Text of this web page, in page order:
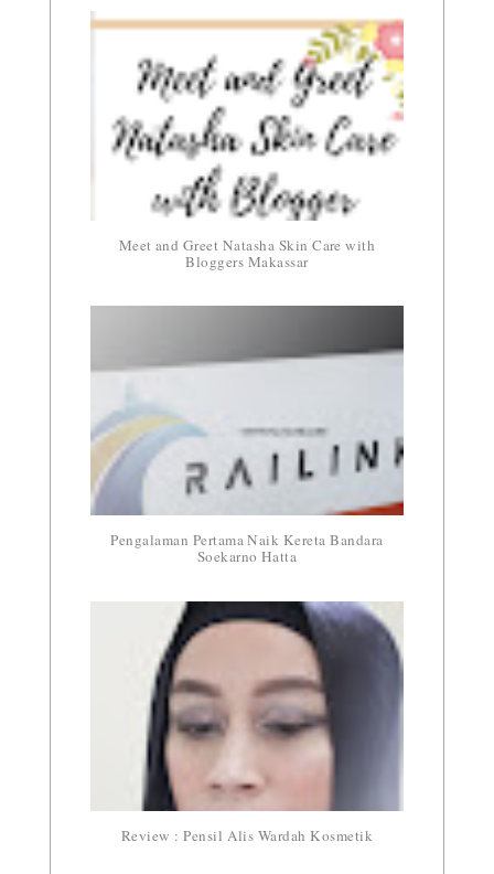
Meet and Greet Natasha Skin Care with
Bloggers Makassar
Pengalaman Pertama Naik Kereta Bandara
Soekarno Hatta
Review : Pensil Alis Wardah Kosmetik